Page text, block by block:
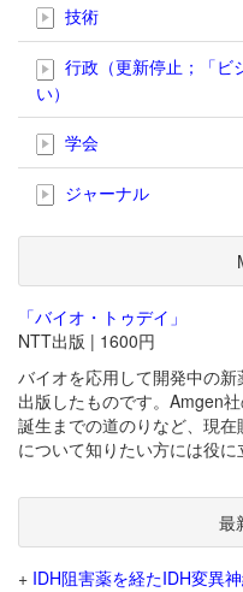
技術
行政（更新停止；「ビ
い）
学会
ジャーナル
「バイオ・トゥデイ」
NTT出版 | 1600円
バイオを応用して開発中の
出版したものです。Amgen
誕生までの道のりなど、現
について知りたい方には役に
最
+ IDH阻害薬を経たIDH変異